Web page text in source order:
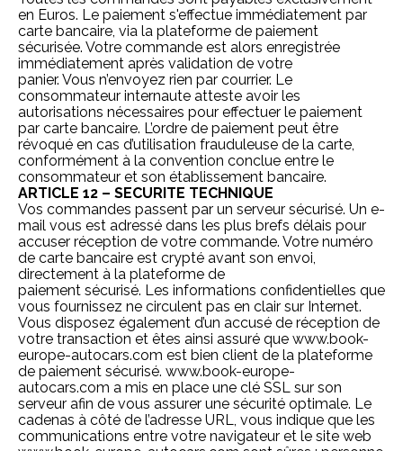
en Euros. Le paiement s'effectue immédiatement par
carte bancaire, via la plateforme de paiement
sécurisée. Votre commande est alors enregistrée
immédiatement après validation de votre
panier. Vous n’envoyez rien par courrier. Le
consommateur internaute atteste avoir les
autorisations nécessaires pour effectuer le paiement
par carte bancaire. L’ordre de paiement peut être
révoqué en cas d’utilisation frauduleuse de la carte,
conformément à la convention conclue entre le
consommateur et son établissement bancaire.
ARTICLE 12 – SECURITE TECHNIQUE
Vos commandes passent par un serveur sécurisé. Un e-
mail vous est adressé dans les plus brefs délais pour
accuser réception de votre commande. Votre numéro
de carte bancaire est crypté avant son envoi,
directement à la plateforme de
paiement sécurisé. Les informations confidentielles que
vous fournissez ne circulent pas en clair sur Internet.
Vous disposez également d’un accusé de réception de
votre transaction et êtes ainsi assuré que www.book-
europe-autocars.com est bien client de la plateforme
de paiement sécurisé. www.book-europe-
autocars.com a mis en place une clé SSL sur son
serveur afin de vous assurer une sécurité optimale. Le
cadenas à côté de l’adresse URL, vous indique que les
communications entre votre navigateur et le site web